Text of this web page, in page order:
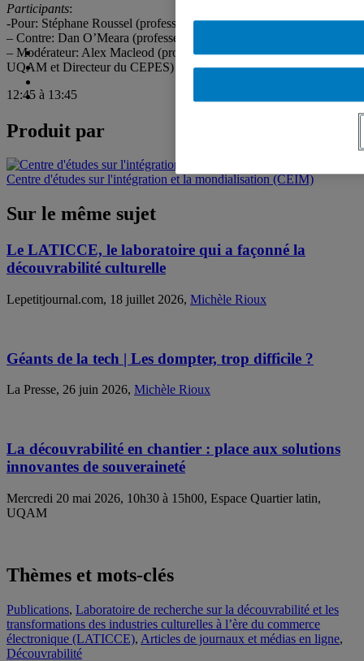
Participants:
-Pour: Stéphane Roussel (professeur de science politique UQAM)
– Contre: Dan O’Meara (professeur de science politique UQAM)
– Modérateur: Alex Macleod (professeur de science politique
UQAM et Directeur du CEPES)
12:45 à 13:45
Produit par
Centre d'études sur l'intégration et la mondialisation (CEIM)
Sur le même sujet
Le LATICCE, le laboratoire qui a façonné la
découvrabilité culturelle
Lepetitjournal.com, 18 juillet 2026, Michèle Rioux
Géants de la tech | Les dompter, trop difficile ?
La Presse, 26 juin 2026, Michèle Rioux
La découvrabilité en chantier : place aux solutions
innovantes de souveraineté
Mercredi 20 mai 2026, 10h30 à 15h00, Espace Quartier latin,
UQAM
Thèmes et mots-clés
Publications, Laboratoire de recherche sur la découvrabilité et les
transformations des industries culturelles à l’ère du commerce
électronique (LATICCE), Articles de journaux et médias en ligne,
Découvrabilité